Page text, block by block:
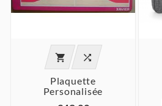
 
Plaquette
Personalisée